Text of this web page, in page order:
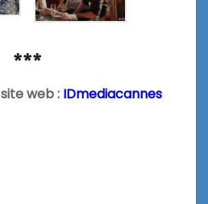
***
site web : IDmediacannes